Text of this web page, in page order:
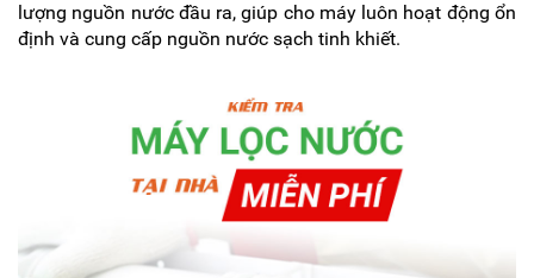
MÁY
LỌC
MÁY
lượng nguồn nước đầu ra, giúp cho máy luôn hoạt động ổn
định và cung cấp nguồn nước sạch tinh khiết.